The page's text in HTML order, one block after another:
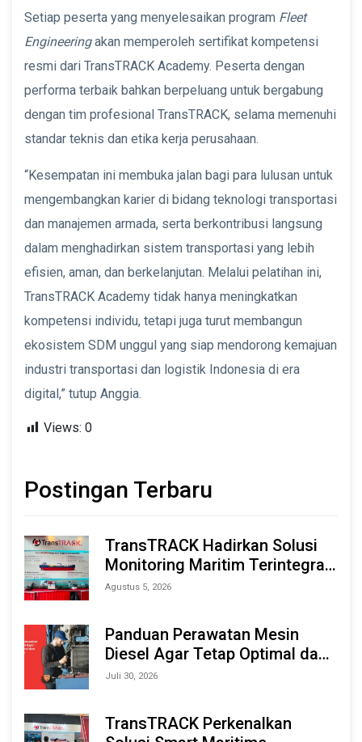
Setiap peserta yang menyelesaikan program Fleet
Engineeringakan memperoleh sertifikat kompetensi
resmi dari TransTRACK Academy. Peserta dengan
performa terbaik bahkan berpeluang untuk bergabung
dengan tim profesional TransTRACK, selama memenuhi
standar teknis dan etika kerja perusahaan.
“Kesempatan ini membuka jalan bagi para lulusan untuk
mengembangkan karier di bidang teknologi transportasi
dan manajemen armada, serta berkontribusi langsung
dalam menghadirkan sistem transportasi yang lebih
efisien, aman, dan berkelanjutan. Melalui pelatihan ini,
TransTRACK Academy tidak hanya meningkatkan
kompetensi individu, tetapi juga turut membangun
ekosistem SDM unggul yang siap mendorong kemajuan
industri transportasi dan logistik Indonesia di era
digital,” tutup Anggia.
Views: 0
Postingan Terbaru
TransTRACK Hadirkan Solusi
Monitoring Maritim Terintegrasi
Berbasis AI & IoT di Indonesia
Agustus 5, 2026
Panduan Perawatan Mesin
Diesel Agar Tetap Optimal dan
Tahan Lama
Juli 30, 2026
TransTRACK Perkenalkan